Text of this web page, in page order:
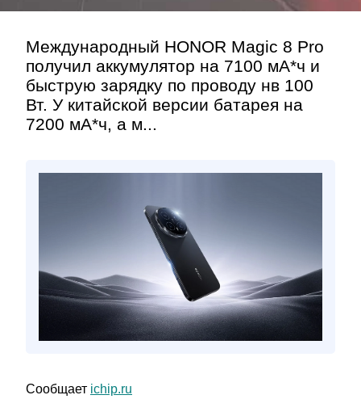
Международный HONOR Magic 8 Pro
получил аккумулятор на 7100 мА*ч и
быструю зарядку по проводу нв 100
Вт. У китайской версии батарея на
7200 мА*ч, а м...
Сообщает ichip.ru
Контакт»